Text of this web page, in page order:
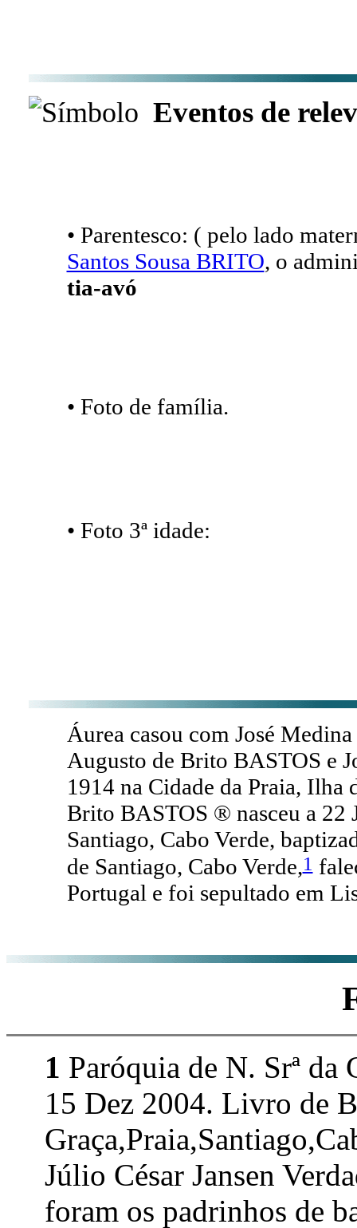
Eventos de
• Parentesco: ( pelo lado
Santos Sousa BRITO, o
tia-avó
• Foto de família.
• Foto 3ª idade:
Áurea casou com José
Augusto de Brito BASTOS e
1914 na Cidade da Praia, Ilha
Brito BASTOS ® nasceu a 22
Santiago, Cabo Verde,
de Santiago, Cabo Verde,1
Portugal e foi sepultado em
1 Paróquia de N. Srª
15 Dez 2004. Livro de
Júlio César Jansen
foram os padrinhos de